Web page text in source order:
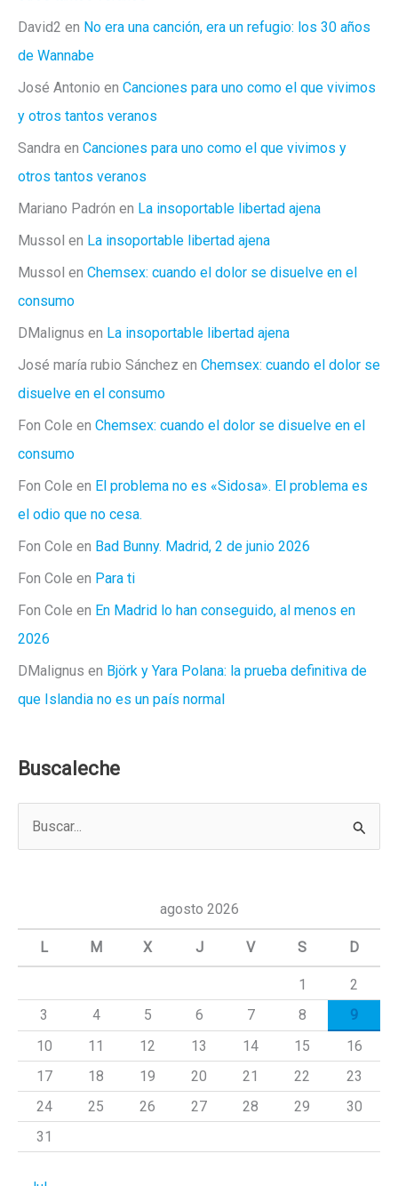
David2 en No era una canción, era un refugio: los 30 años
de Wannabe
José Antonio en Canciones para uno como el que vivimos
y otros tantos veranos
Sandra en Canciones para uno como el que vivimos y
otros tantos veranos
Mariano Padrón en La insoportable libertad ajena
Mussol en La insoportable libertad ajena
Mussol en Chemsex: cuando el dolor se disuelve en el
consumo
DMalignus en La insoportable libertad ajena
José maría rubio Sánchez en Chemsex: cuando el dolor se
disuelve en el consumo
Fon Cole en Chemsex: cuando el dolor se disuelve en el
consumo
Fon Cole en El problema no es «Sidosa». El problema es
el odio que no cesa.
Fon Cole en Bad Bunny. Madrid, 2 de junio 2026
Fon Cole en Para ti
Fon Cole en En Madrid lo han conseguido, al menos en
2026
DMalignus en Björk y Yara Polana: la prueba definitiva de
que Islandia no es un país normal
Buscaleche
a
agosto 2026
L M X J V S D
1
2
3
4 5 6 7 8
9
10
11 12 13 14 15
16
17
18 19 20 21 22
23
24
25 26 27 28 29
30
31